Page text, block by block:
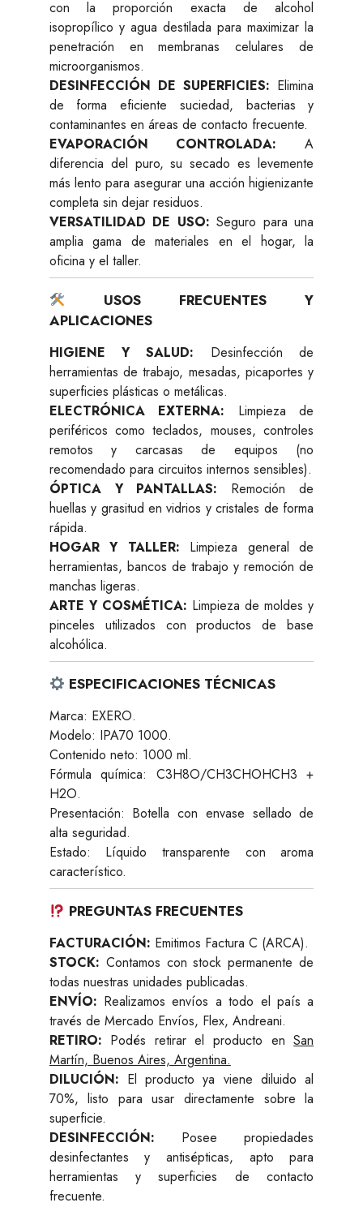
con la proporción exacta de alcohol
isopropílico y agua destilada para maximizar la
penetración en membranas celulares de
microorganismos.
DESINFECCIÓN DE SUPERFICIES: Elimina
de forma eficiente suciedad, bacterias y
contaminantes en áreas de contacto frecuente.
EVAPORACIÓN CONTROLADA: A
diferencia del puro, su secado es levemente
más lento para asegurar una acción higienizante
completa sin dejar residuos.
VERSATILIDAD DE USO: Seguro para una
amplia gama de materiales en el hogar, la
oficina y el taller.
USOS FRECUENTES Y
APLICACIONES
HIGIENE Y SALUD: Desinfección de
herramientas de trabajo, mesadas, picaportes y
superficies plásticas o metálicas.
ELECTRÓNICA EXTERNA: Limpieza de
periféricos como teclados, mouses, controles
remotos y carcasas de equipos (no
recomendado para circuitos internos sensibles).
ÓPTICA Y PANTALLAS: Remoción de
huellas y grasitud en vidrios y cristales de forma
rápida.
HOGAR Y TALLER: Limpieza general de
herramientas, bancos de trabajo y remoción de
manchas ligeras.
ARTE Y COSMÉTICA: Limpieza de moldes y
pinceles utilizados con productos de base
alcohólica.
ESPECIFICACIONES TÉCNICAS
Marca: EXERO.
Modelo: IPA70 1000.
Contenido neto: 1000 ml.
Fórmula química: C3H8O/CH3CHOHCH3 +
H2O.
Presentación: Botella con envase sellado de
alta seguridad.
Estado: Líquido transparente con aroma
característico.
PREGUNTAS FRECUENTES
FACTURACIÓN: Emitimos Factura C (ARCA).
STOCK: Contamos con stock permanente de
todas nuestras unidades publicadas.
ENVÍO: Realizamos envíos a todo el país a
través de Mercado Envíos, Flex, Andreani.
RETIRO: Podés retirar el producto enSan
Martín, Buenos Aires, Argentina.
DILUCIÓN: El producto ya viene diluido al
70%, listo para usar directamente sobre la
superficie.
DESINFECCIÓN: Posee propiedades
desinfectantes y antisépticas, apto para
herramientas y superficies de contacto
frecuente.